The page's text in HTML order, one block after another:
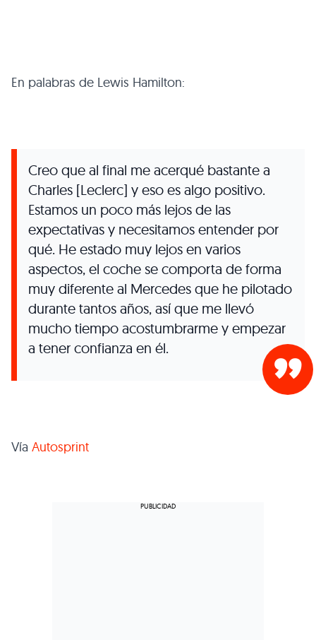
En palabras de Lewis Hamilton:
Creo que al final me acerqué bastante a
Charles [Leclerc] y eso es algo positivo.
Estamos un poco más lejos de las
expectativas y necesitamos entender por
qué. He estado muy lejos en varios
aspectos, el coche se comporta de forma
muy diferente al Mercedes que he pilotado
durante tantos años, así que me llevó
mucho tiempo acostumbrarme y empezar
a tener confianza en él.
Vía Autosprint